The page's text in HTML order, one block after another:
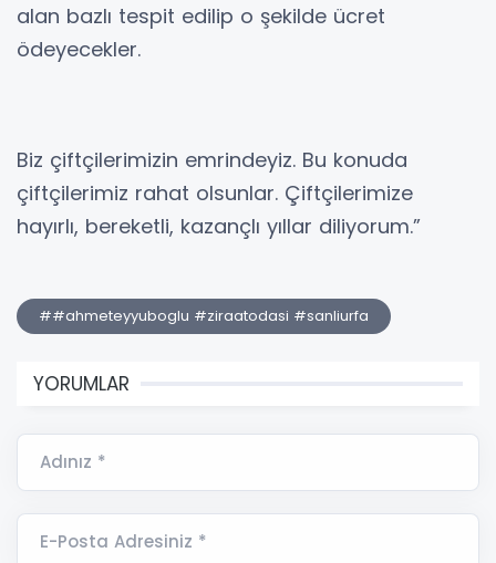
alan bazlı tespit edilip o şekilde ücret
ödeyecekler.
Biz çiftçilerimizin emrindeyiz. Bu konuda
çiftçilerimiz rahat olsunlar. Çiftçilerimize
hayırlı, bereketli, kazançlı yıllar diliyorum.”
##ahmeteyyuboglu #ziraatodasi #sanliurfa
YORUMLAR
Adınız *
E-Posta Adresiniz *